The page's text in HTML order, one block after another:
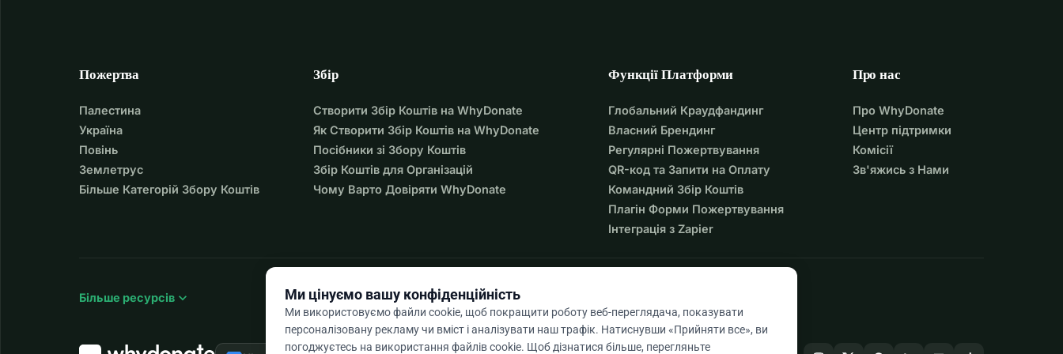
Пожертва
Палестина
Україна
Повінь
Землетрус
Більше Категорій Збору Коштів
Збір
Створити Збір Коштів на WhyDonate
Як Створити Збір Коштів на WhyDonate
Посібники зі Збору Коштів
Збір Коштів для Організацій
Чому Варто Довіряти WhyDonate
Функції Платформи
Глобальний Краудфандинг
Власний Брендинг
Регулярні Пожертвування
QR-код та Запити на Оплату
Командний Збір Коштів
Плагін Форми Пожертвування
Інтеграція з Zapier
Про нас
Про WhyDonate
Центр підтримки
Комісії
Зв'яжись з Нами
Більше ресурсів expand_more Ми цінуємо вашу конфіденційність
Ми використовуємо файли cookie, щоб покращити роботу веб-переглядача, показувати
персоналізовану рекламу чи вміст і аналізувати наш трафік. Натиснувши «Прийняти все», ви
погоджуєтесь на використання файлів cookie. Щоб дізнатися більше, перегляньте